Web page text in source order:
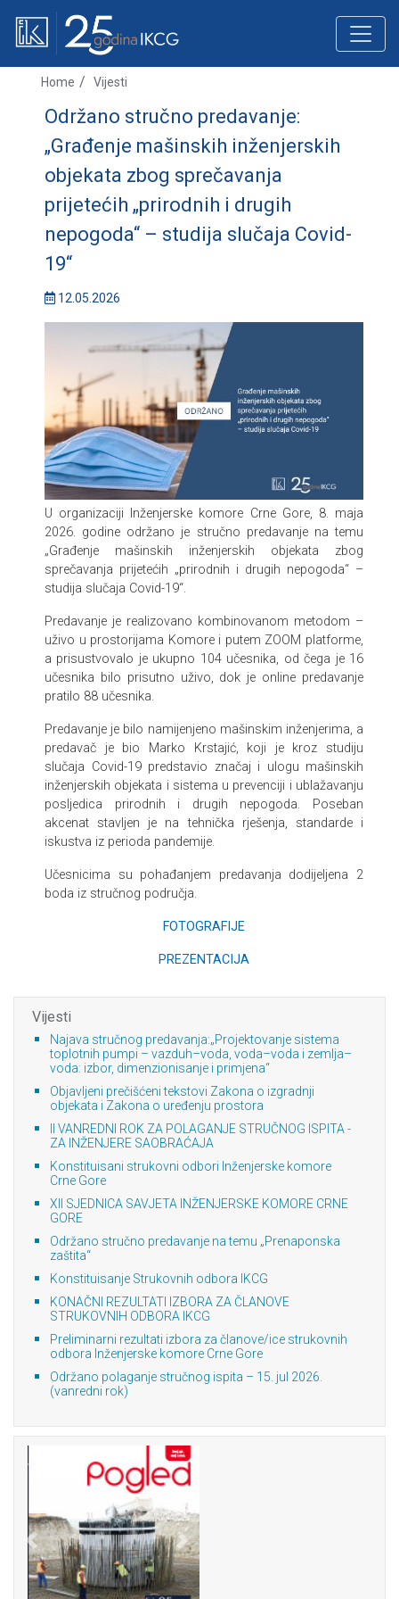
Home Vijesti
Održano stručno predavanje:
„Građenje mašinskih inženjerskih
objekata zbog sprečavanja
prijetećih „prirodnih i drugih
nepogoda“ – studija slučaja Covid-
19“
12.05.2026
U organizaciji Inženjerske komore Crne Gore, 8. maja
2026. godine održano je stručno predavanje na temu
„Građenje mašinskih inženjerskih objekata zbog
sprečavanja prijetećih „prirodnih i drugih nepogoda“ –
studija slučaja Covid-19“.
Predavanje je realizovano kombinovanom metodom –
uživo u prostorijama Komore i putem ZOOM platforme,
a prisustvovalo je ukupno 104 učesnika, od čega je 16
učesnika bilo prisutno uživo, dok je online predavanje
pratilo 88 učesnika.
Predavanje je bilo namijenjeno mašinskim inženjerima, a
predavač je bio Marko Krstajić, koji je kroz studiju
slučaja Covid-19 predstavio značaj i ulogu mašinskih
inženjerskih objekata i sistema u prevenciji i ublažavanju
posljedica prirodnih i drugih nepogoda. Poseban
akcenat stavljen je na tehnička rješenja, standarde i
iskustva iz perioda pandemije.
Učesnicima su pohađanjem predavanja dodijeljena 2
boda iz stručnog područja.
FOTOGRAFIJE
PREZENTACIJA
Vijesti
Najava stručnog predavanja:„Projektovanje sistema
toplotnih pumpi – vazduh–voda, voda–voda i zemlja–
voda: izbor, dimenzionisanje i primjena“
Objavljeni prečišćeni tekstovi Zakona o izgradnji
objekata i Zakona o uređenju prostora
II VANREDNI ROK ZA POLAGANJE STRUČNOG ISPITA -
ZA INŽENJERE SAOBRAĆAJA
Konstituisani strukovni odbori Inženjerske komore
Crne Gore
XII SJEDNICA SAVJETA INŽENJERSKE KOMORE CRNE
GORE
Održano stručno predavanje na temu „Prenaponska
zaštita“
Konstituisanje Strukovnih odbora IKCG
KONAČNI REZULTATI IZBORA ZA ČLANOVE
STRUKOVNIH ODBORA IKCG
Preliminarni rezultati izbora za članove/ice strukovnih
odbora Inženjerske komore Crne Gore
Održano polaganje stručnog ispita – 15. jul 2026.
(vanredni rok)
Previous Next